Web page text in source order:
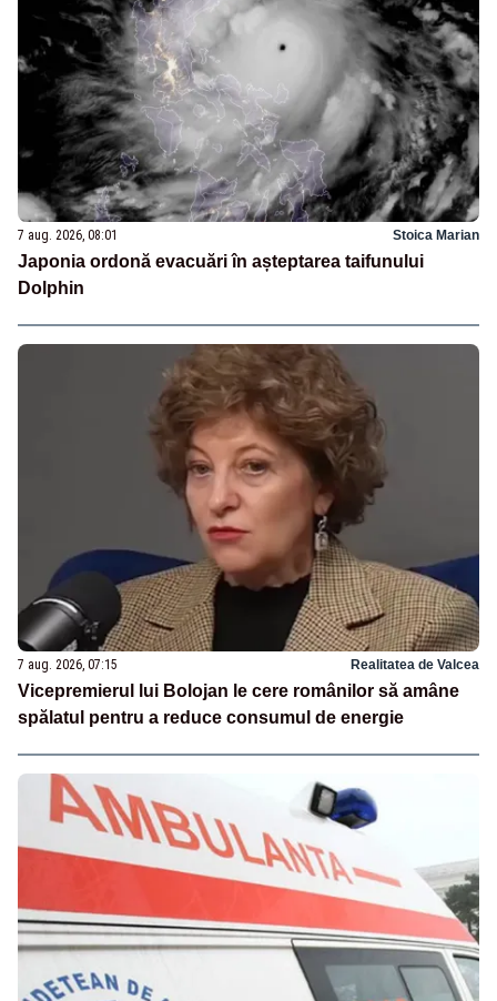
7 aug. 2026, 08:01 Stoica Marian
Japonia ordonă evacuări în așteptarea taifunului
Dolphin
7 aug. 2026, 07:15 Realitatea de Valcea
Vicepremierul lui Bolojan le cere românilor să amâne
spălatul pentru a reduce consumul de energie